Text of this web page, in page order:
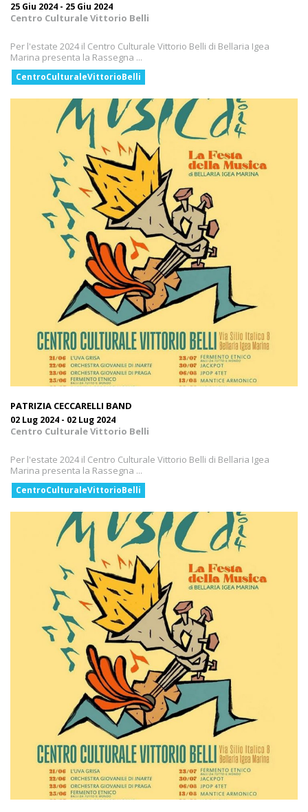
25 Giu 2024 - 25 Giu 2024
Centro Culturale Vittorio Belli
Per l'estate 2024 il Centro Culturale Vittorio Belli di Bellaria Igea
Marina presenta la Rassegna ...
CentroCulturaleVittorioBelli
PATRIZIA CECCARELLI BAND
02 Lug 2024 - 02 Lug 2024
Centro Culturale Vittorio Belli
Per l'estate 2024 il Centro Culturale Vittorio Belli di Bellaria Igea
Marina presenta la Rassegna ...
CentroCulturaleVittorioBelli